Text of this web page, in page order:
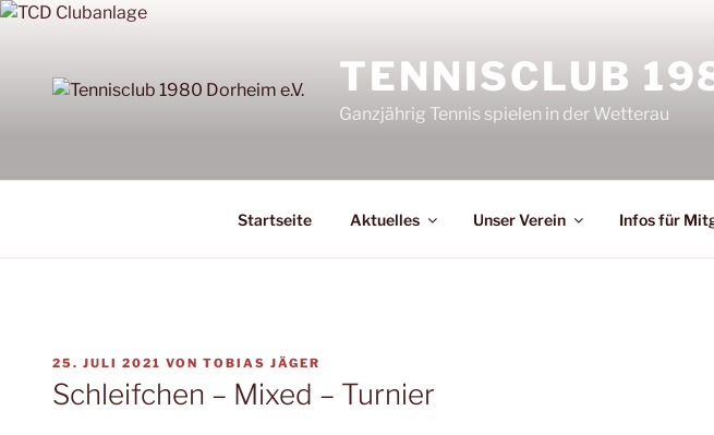
Zum
TENNISCLUB
Ganzjährig Tennis spielen in der Wetterau
Startseite Aktuelles Unser Verein Infos für
VERÖFFENTLICHT
AM
25. JULI 2021 VON TOBIAS JÄGER
Schleifchen – Mixed – Turnier